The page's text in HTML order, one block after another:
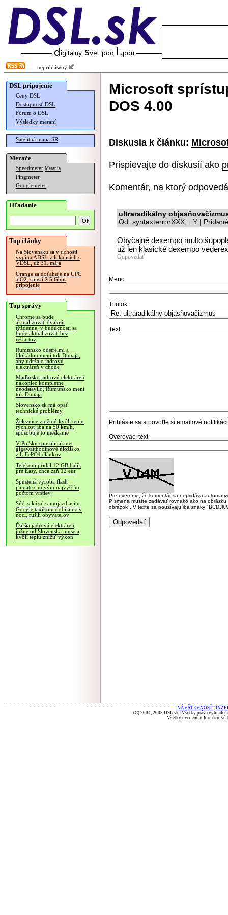
neprihlásený
DSL pripojenie
Ceny DSL
Dostupnosť DSL
Fórum o DSL
Výsledky meraní
Satelitná mapa SR
Merače
Speedmeter Merania
Pingmeter
Googlemeter
Hľadanie
Top články
Na Slovensku sa v tichosti
vypína ADSL v lokalitách s
VDSL, už 31. mája
Orange sa doťahuje na UPC
a O2, spustí 2.5 Gbps
pripojenie
Top správy
Chrome sa bude
aktualizovať dvakrát
týždenne, v budúcnosti sa
bude aktualizovať bez
reštartov
Rumunsko odstrelmi a
blokádou mení tok Dunaja,
aby udržalo jadrovú
elektráreň v chode
Maďarsko jadrovú elektráreň
nakoniec kompletne
neodstavilo, Rumunsko mení
tok Dunaja
Slovensko.sk má opäť
technické problémy
Železnice znižujú kvôli teplu
rýchlosť iba na 50 km/h,
spôsobuje to meškanie
V Poľsku spustili takmer
gigawatthodinové úložisko,
z LiFePO4 článkov
Telekom pridal 12 GB balík
pre Easy, chce zaň 12 eur
Spustená výroba flash
pamäte s novým najvyšším
počtom vrstiev
Súd zakázal samojazdiacim
Google taxíkom dobíjanie v
noci, rušili obyvateľov
Ďalšia jadrová elektráreň
južne od Slovenska musela
kvôli teplu znížiť výkon
Microsoft
DOS 4.00
Diskusia k článku:
Prispievajte do diskusií ako
Komentár, na ktorý
ultraradikálny
Od: syntaxterrorXXX, . Y |
Obyčajné dexempo multo
už len klasické dexempo
Odpovedať
Meno:
Titulok:
Text:
Prihláste sa a povoľte si emailové
Overovací text:
Pre overenie, že komentár sa nepridáva
Písmená musíte zadávať rovnako ako na
obrázok". V texte sa používajú iba znaky
NÁVŠTEVNOSŤ
(C) 2004, 2005 DSL.sk | Všetky práva
Všetky uvedené informácie sú